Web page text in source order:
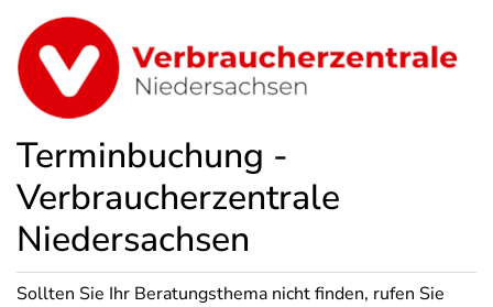
Terminbuchung -
Verbraucherzentrale
Niedersachsen
Sollten Sie Ihr Beratungsthema nicht finden, rufen Sie